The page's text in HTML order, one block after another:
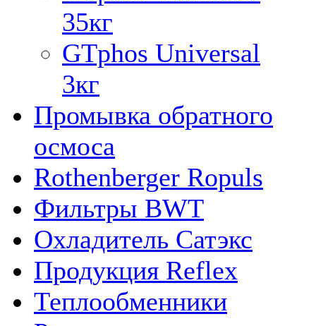
35кг
GTphos Universal
3кг
Промывка обратного
осмоса
Rothenberger Ropuls
Фильтры BWT
Охладитель Сатэкс
Продукция Reflex
Теплообменники